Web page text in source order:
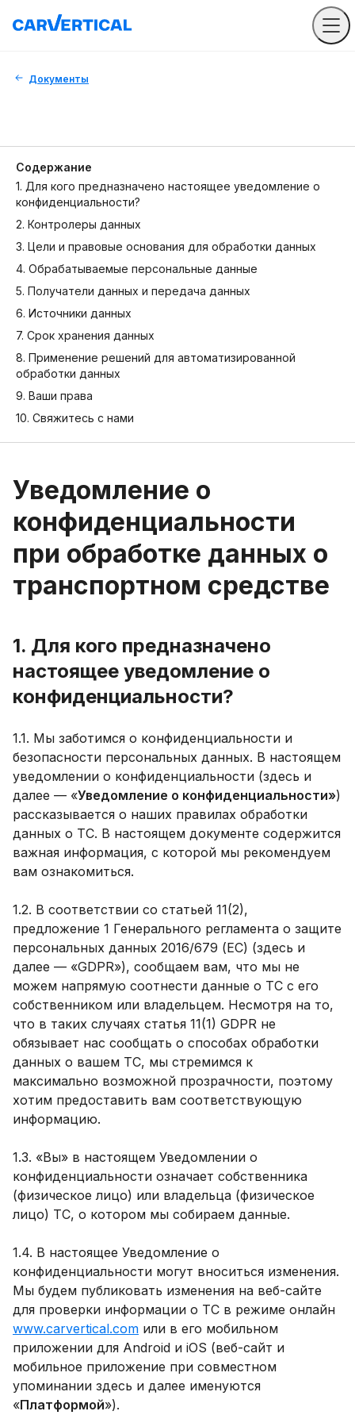
Документы
Содержание
1. Для кого предназначено настоящее уведомление о
конфиденциальности?
2. Контролеры данных
3. Цели и правовые основания для обработки данных
4. Обрабатываемые персональные данные
5. Получатели данных и передача данных
6. Источники данных
7. Срок хранения данных
8. Применение решений для автоматизированной
обработки данных
9. Ваши права
10. Свяжитесь с нами
Уведомление о
конфиденциальности
при обработке данных о
транспортном средстве
1. Для кого предназначено
настоящее уведомление о
конфиденциальности?
1.1. Мы заботимся о конфиденциальности и
безопасности персональных данных. В настоящем
уведомлении о конфиденциальности (здесь и
далее — «Уведомление о конфиденциальности»)
рассказывается о наших правилах обработки
данных о ТС. В настоящем документе содержится
важная информация, с которой мы рекомендуем
вам ознакомиться.
1.2. В соответствии со статьей 11(2),
предложение 1 Генерального регламента о защите
персональных данных 2016/679 (ЕС) (здесь и
далее — «GDPR»), сообщаем вам, что мы не
можем напрямую соотнести данные о ТС с его
собственником или владельцем. Несмотря на то,
что в таких случаях статья 11(1) GDPR не
обязывает нас сообщать о способах обработки
данных о вашем ТС, мы стремимся к
максимально возможной прозрачности, поэтому
хотим предоставить вам соответствующую
информацию.
1.3. «Вы» в настоящем Уведомлении о
конфиденциальности означает собственника
(физическое лицо) или владельца (физическое
лицо) ТС, о котором мы собираем данные.
1.4. В настоящее Уведомление о
конфиденциальности могут вноситься изменения.
Мы будем публиковать изменения на веб-сайте
для проверки информации о ТС в режиме онлайн
www.carvertical.com или в его мобильном
приложении для Android и iOS (веб-сайт и
мобильное приложение при совместном
упоминании здесь и далее именуются
«Платформой»).